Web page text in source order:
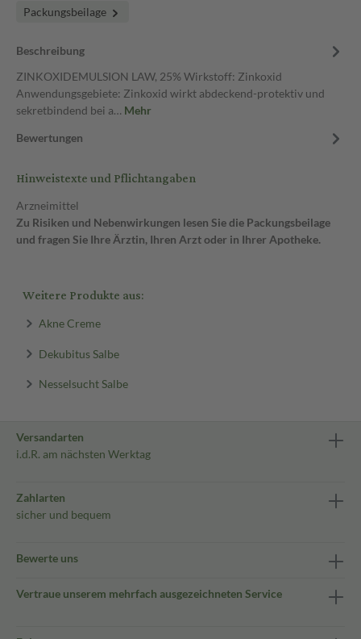
Packungsbeilage
Beschreibung
ZINKOXIDEMULSION LAW, 25% Wirkstoff: Zinkoxid
Anwendungsgebiete: Zinkoxid wirkt abdeckend-protektiv und
sekretbindend bei a… Mehr
Bewertungen
Hinweistexte und Pflichtangaben
Arzneimittel
Zu Risiken und Nebenwirkungen lesen Sie die Packungsbeilage
und fragen Sie Ihre Ärztin, Ihren Arzt oder in Ihrer Apotheke.
Weitere Produkte aus:
Akne Creme
Dekubitus Salbe
Nesselsucht Salbe
Versandarten
i.d.R. am nächsten Werktag
Zahlarten
sicher und bequem
Bewerte uns
Vertraue unserem mehrfach ausgezeichneten Service